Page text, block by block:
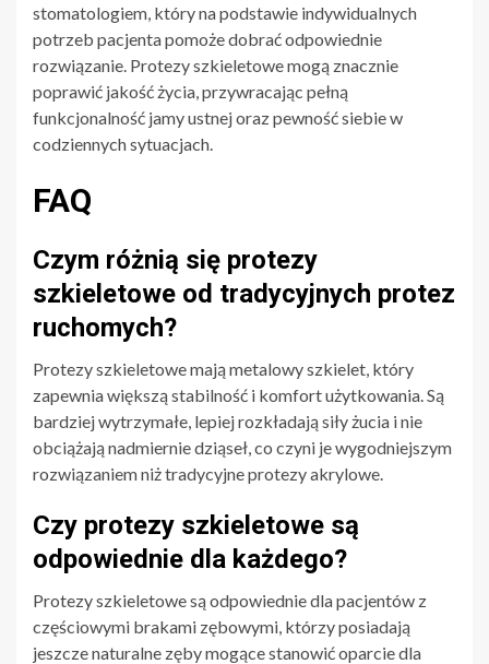
stomatologiem, który na podstawie indywidualnych
potrzeb pacjenta pomoże dobrać odpowiednie
rozwiązanie. Protezy szkieletowe mogą znacznie
poprawić jakość życia, przywracając pełną
funkcjonalność jamy ustnej oraz pewność siebie w
codziennych sytuacjach.
FAQ
Czym różnią się protezy
szkieletowe od tradycyjnych protez
ruchomych?
Protezy szkieletowe mają metalowy szkielet, który
zapewnia większą stabilność i komfort użytkowania. Są
bardziej wytrzymałe, lepiej rozkładają siły żucia i nie
obciążają nadmiernie dziąseł, co czyni je wygodniejszym
rozwiązaniem niż tradycyjne protezy akrylowe.
Czy protezy szkieletowe są
odpowiednie dla każdego?
Protezy szkieletowe są odpowiednie dla pacjentów z
częściowymi brakami zębowymi, którzy posiadają
jeszcze naturalne zęby mogące stanowić oparcie dla